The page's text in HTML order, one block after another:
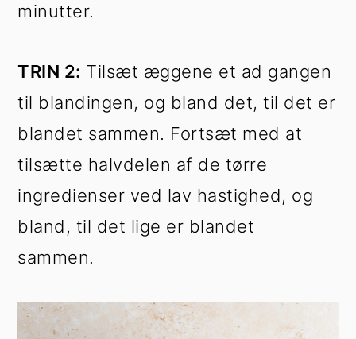
minutter.
TRIN 2: Tilsæt æggene et ad gangen
til blandingen, og bland det, til det er
blandet sammen. Fortsæt med at
tilsætte halvdelen af de tørre
ingredienser ved lav hastighed, og
bland, til det lige er blandet
sammen.